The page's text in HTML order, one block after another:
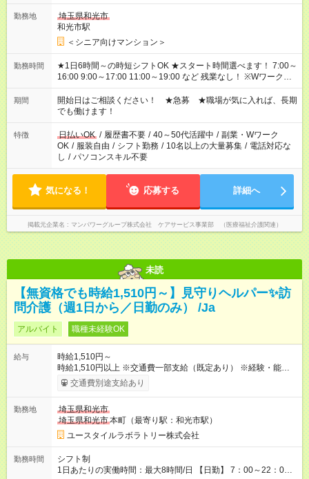
勤務地
埼玉県和光市
和光市駅
＜シニア向けマンション＞
勤務時間
★1日6時間～の時短シフトOK ★スタート時間選べます！ 7:00～
16:00 9:00～17:00 11:00～19:00 など 残業なし！ ※Wワークの
場合、他のお仕事と合わせ週40時間超の就業はご案内できませ
ん ※法令に基づき、週20時間以上勤務は社会保険への加入対象
となります ※労働者派遣法（日雇い派遣の原則禁止）により、
短時間・短期間の就業はご案内が難しい場合があります
期間
開始日はご相談ください！ ★急募 ★職場が気に入れば、長期
でも働けます！
特徴 日払いOK / 履歴書不要 / 40～50代活躍中 / 副業・Wワーク
OK / 服装自由 / シフト勤務 / 10名以上の大量募集 / 電話対応な
し / パソコンスキル不要
気になる！ 応募する 詳細へ
掲載元企業名 マンパワーグループ株式会社 ケアサービス事業部 （医療福祉介護関連）
未読
【無資格でも時給1,510円～】見守りヘルパー✨訪
問介護（週1日から／日勤のみ） /Ja
アルバイト 職種未経験OK
給与
時給1,510円～
時給1,510円以上 ※交通費一部支給（既定あり） ※経験・能力を
考慮して決定します 【収入例】 週1回勤務の場合：1,510円×8時
間×4回=4万8,320円 週3回勤務の場合：1,510円×8時間×12回
1,600円 【試用期間】試用期間あり 試用期間の長さ：2ヶ月
※ 雇用形態と給与に、本採用時と異なる部分があります。 雇用
形態：本採用時と同じです。 給与：時給 1,150円以上
交通費別途支給あり
勤務地
埼玉県和光市
埼玉県和光市本町（最寄り駅：和光市駅）
ユースタイルラボラトリー株式会社
勤務時間
シフト制
1日あたりの実働時間：最大8時間/日 【日勤】 7：00～22：00